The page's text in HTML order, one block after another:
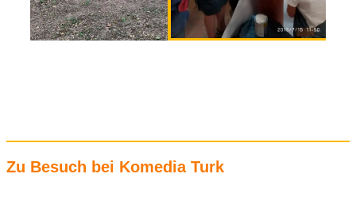
Zu Besuch bei Komedia Turk